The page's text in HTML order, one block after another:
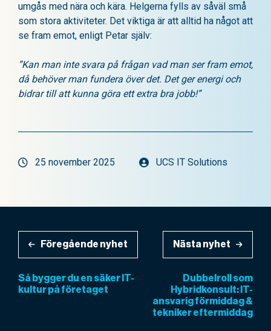
umgås med nära och kära. Helgerna fylls av såväl små
som stora aktiviteter. Det viktiga är att alltid ha något att
se fram emot, enligt Petar själv:
”Kan man inte svara på frågan vad man ser fram emot,
då behöver man fundera över det. Det ger energi och
bidrar till att kunna göra ett extra bra jobb!”
25 november 2025 UCS IT Solutions
Inläggsnavigering
Föregående nyhet
Så bygger du en säker IT-
kultur på företaget
Nästa nyhet
Dubbelroll som
Hybridkonsult: IT-
ansvarig förmiddag &
tekniker eftermiddag